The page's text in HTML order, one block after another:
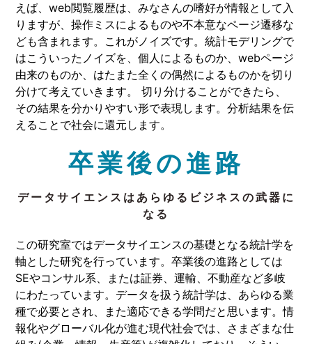
えば、web閲覧履歴は、みなさんの嗜好が情報として入
りますが、操作ミスによるものや不本意なページ遷移な
ども含まれます。これがノイズです。統計モデリングで
はこういったノイズを、個人によるものか、webページ
由来のものか、はたまた全くの偶然によるものかを切り
分けて考えていきます。 切り分けることができたら、
その結果を分かりやすい形で表現します。分析結果を伝
えることで社会に還元します。
卒業後の進路
データサイエンスはあらゆるビジネスの武器に
なる
この研究室ではデータサイエンスの基礎となる統計学を
軸とした研究を行っています。卒業後の進路としては
SEやコンサル系、または証券、運輸、不動産など多岐
にわたっています。データを扱う統計学は、あらゆる業
種で必要とされ、また適応できる学問だと思います。情
報化やグローバル化が進む現代社会では、さまざまな仕